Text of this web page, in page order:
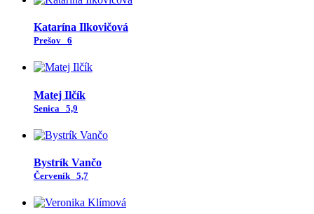
Katarína Ilkovičová
Prešov 6
Matej Ilčík
Senica 5,9
Bystrík Vančo
Červeník 5,7